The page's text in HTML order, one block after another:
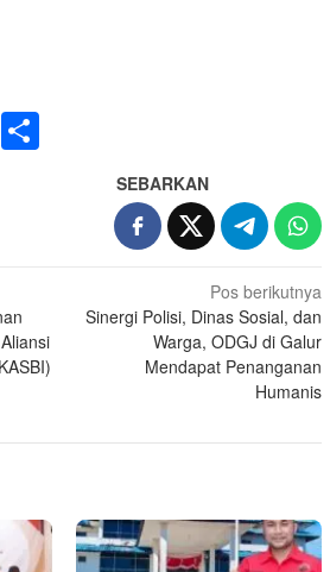
WhatsApp
SEBARKAN
Pos berikutnya
Sinergi Polisi, Dinas Sosial, dan
Warga, ODGJ di Galur
Mendapat Penanganan
Humanis